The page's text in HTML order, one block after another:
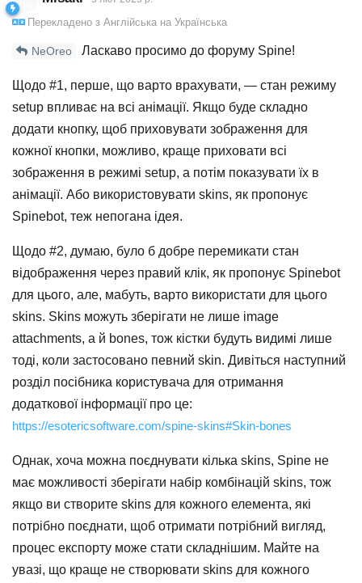
Перекладено з Англійська на Українська
NeOreo Ласкаво просимо до форуму Spine!
Щодо #1, перше, що варто врахувати, — стан режиму
setup впливає на всі анімації. Якщо буде складно
додати кнопку, щоб приховувати зображення для
кожної кнопки, можливо, краще приховати всі
зображення в режимі setup, а потім показувати їх в
анімації. Або використовувати skins, як пропонує
Spinebot, теж непогана ідея.
Щодо #2, думаю, було б добре перемикати стан
відображення через правий клік, як пропонує Spinebot
для цього, але, мабуть, варто використати для цього
skins. Skins можуть зберігати не лише image
attachments, а й bones, тож кістки будуть видимі лише
тоді, коли застосовано певний skin. Дивіться наступний
розділ посібника користувача для отримання
додаткової інформації про це:
https://esotericsoftware.com/spine-skins#Skin-bones
Однак, хоча можна поєднувати кілька skins, Spine не
має можливості зберігати набір комбінацій skins, тож
якщо ви створите skins для кожного елемента, які
потрібно поєднати, щоб отримати потрібний вигляд,
процес експорту може стати складнішим. Майте на
увазі, що краще не створювати skins для кожного